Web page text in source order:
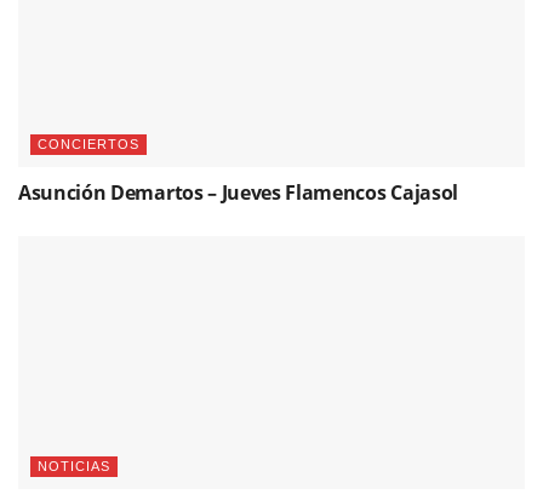
CONCIERTOS
Asunción Demartos – Jueves Flamencos Cajasol
NOTICIAS